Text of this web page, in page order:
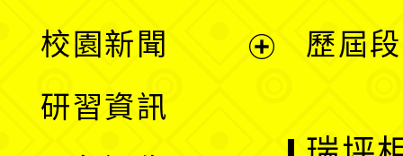
校園新聞
研習資訊
歷屆